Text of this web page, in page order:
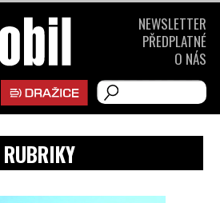
RUBRIKY
NEWSLETTER
PŘEDPLATNÉ
O NÁS